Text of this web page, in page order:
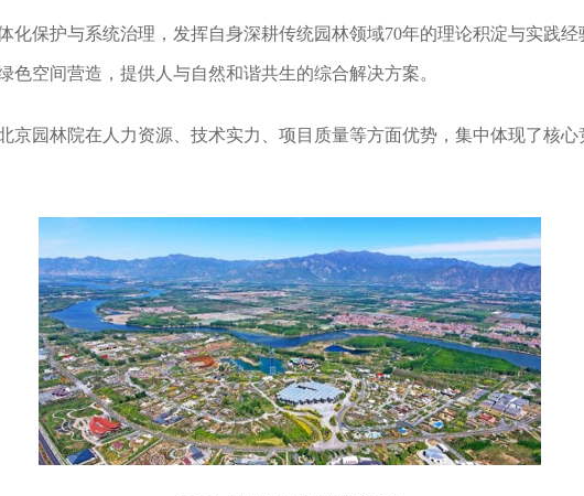
化保护与系统治理，发挥自身深耕传统园林领域70年的理论积淀与实践
空间营造，提供人与自然和谐共生的综合解决方案。
京园林院在人力资源、技术实力、项目质量等方面优势，集中体现了核